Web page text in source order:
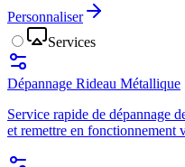
Personnaliser
Services
Dépannage Rideau Métallique
Service rapide de dépannage
et remettre en fonctionnement